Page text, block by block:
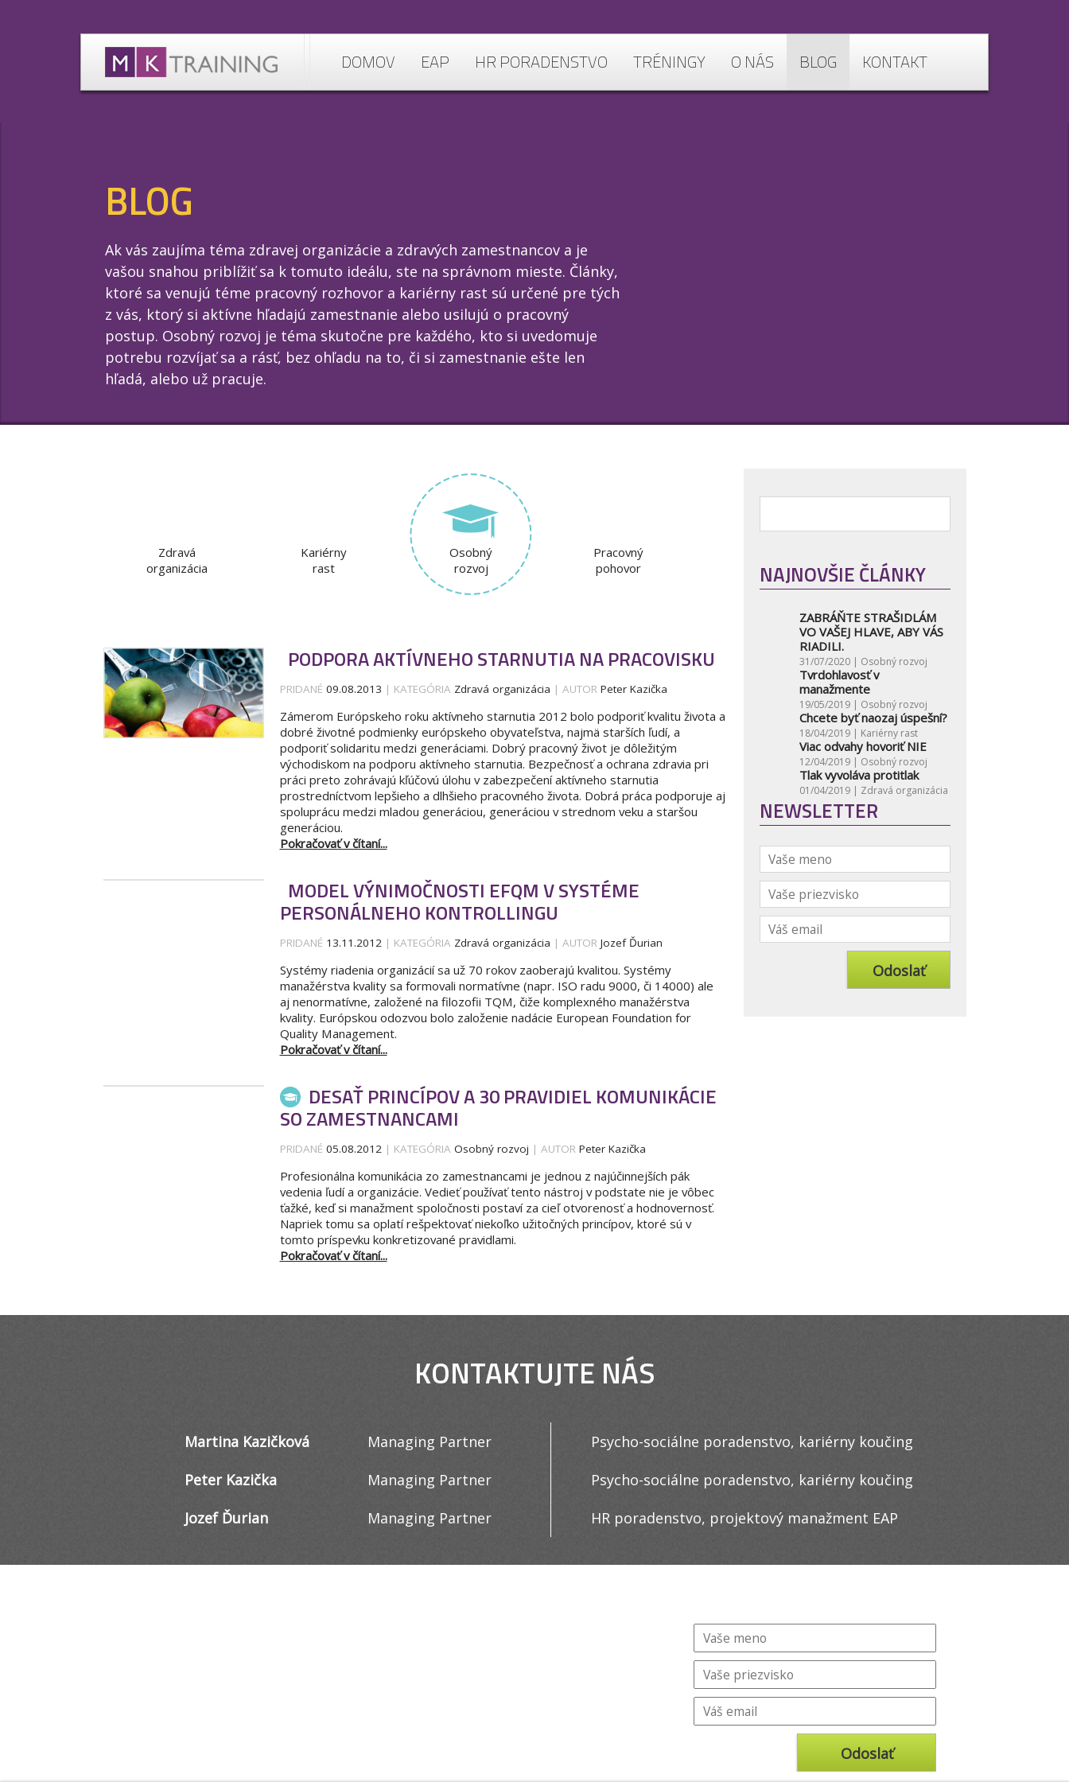
DOMOV EAP HR PORADENSTVO TRÉNINGY O NÁS BLOG KONTAKT
BLOG
Ak vás zaujíma téma zdravej organizácie a zdravých zamestnancov a je
vašou snahou priblížiť sa k tomuto ideálu, ste na správnom mieste. Články,
ktoré sa venujú téme pracovný rozhovor a kariérny rast sú určené pre tých
z vás, ktorý si aktívne hľadajú zamestnanie alebo usilujú o pracovný
postup. Osobný rozvoj je téma skutočne pre každého, kto si uvedomuje
potrebu rozvíjať sa a rásť, bez ohľadu na to, či si zamestnanie ešte len
hľadá, alebo už pracuje.
Zdravá
organizácia
Kariérny
rast
Osobný
rozvoj
Pracovný
pohovor
PODPORA AKTÍVNEHO STARNUTIA NA PRACOVISKU
PRIDANÉ 09.08.2013 | KATEGÓRIA Zdravá organizácia | AUTOR Peter Kazička
Zámerom Európskeho roku aktívneho starnutia 2012 bolo podporiť kvalitu života a
dobré životné podmienky európskeho obyvateľstva, najmä starších ľudí, a
podporiť solidaritu medzi generáciami. Dobrý pracovný život je dôležitým
východiskom na podporu aktívneho starnutia. Bezpečnosť a ochrana zdravia pri
práci preto zohrávajú kľúčovú úlohu v zabezpečení aktívneho starnutia
prostredníctvom lepšieho a dlhšieho pracovného života. Dobrá práca podporuje aj
spoluprácu medzi mladou generáciou, generáciou v strednom veku a staršou
generáciou.
Pokračovať v čítaní...
MODEL VÝNIMOČNOSTI EFQM V SYSTÉME
PERSONÁLNEHO KONTROLLINGU
PRIDANÉ 13.11.2012 | KATEGÓRIA Zdravá organizácia | AUTOR Jozef Ďurian
Systémy riadenia organizácií sa už 70 rokov zaoberajú kvalitou. Systémy
manažérstva kvality sa formovali normatívne (napr. ISO radu 9000, či 14000) ale
aj nenormatívne, založené na filozofii TQM, čiže komplexného manažérstva
kvality. Európskou odozvou bolo založenie nadácie European Foundation for
Quality Management.
Pokračovať v čítaní...
DESAŤ PRINCÍPOV A 30 PRAVIDIEL KOMUNIKÁCIE
SO ZAMESTNANCAMI
PRIDANÉ 05.08.2012 | KATEGÓRIA Osobný rozvoj | AUTOR Peter Kazička
Profesionálna komunikácia zo zamestnancami je jednou z najúčinnejších pák
vedenia ľudí a organizácie. Vedieť používať tento nástroj v podstate nie je vôbec
ťažké, keď si manažment spoločnosti postaví za cieľ otvorenosť a hodnovernosť.
Napriek tomu sa oplatí rešpektovať niekoľko užitočných princípov, ktoré sú v
tomto príspevku konkretizované pravidlami.
Pokračovať v čítaní...
NAJNOVŠIE ČLÁNKY
ZABRÁŇTE STRAŠIDLÁM
VO VAŠEJ HLAVE, ABY VÁS
RIADILI.
31/07/2020 | Osobný rozvoj
Tvrdohlavosť v
manažmente
19/05/2019 | Osobný rozvoj
Chcete byť naozaj úspešní?
18/04/2019 | Kariérny rast
Viac odvahy hovoriť NIE
12/04/2019 | Osobný rozvoj
Tlak vyvoláva protitlak
01/04/2019 | Zdravá organizácia
NEWSLETTER
KONTAKTUJTE NÁS
Martina Kazičková Managing Partner
Psycho-sociálne poradenstvo, kariérny koučing
Peter Kazička
Managing Partner
Psycho-sociálne poradenstvo, kariérny koučing
Jozef Ďurian
Managing Partner HR poradenstvo, projektový manažment EAP